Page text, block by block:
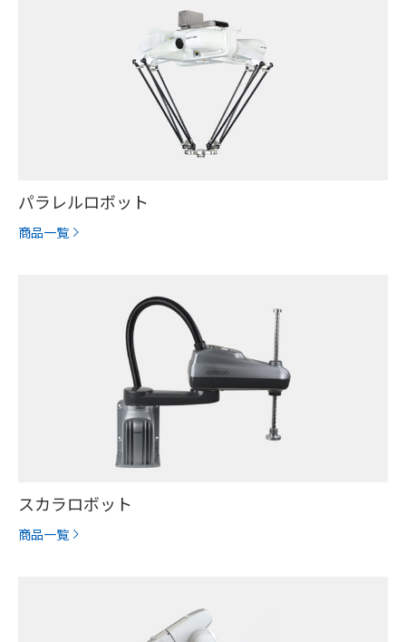
パラレルロボット
商品一覧
スカラロボット
商品一覧